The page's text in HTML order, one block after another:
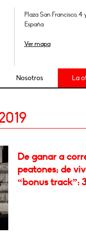
Plaza San Francisco,
España
Ver mapa
Nosotros La
De ganar a
peatones; de
“bonus track”: